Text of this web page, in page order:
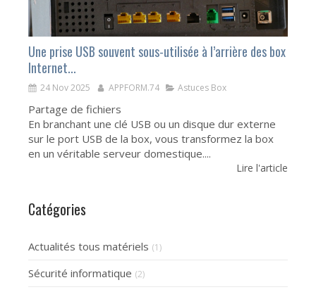
Une prise USB souvent sous-utilisée à l’arrière des box
Internet...
24 Nov 2025 APPFORM.74 Astuces Box
Partage de fichiers
En branchant une clé USB ou un disque dur externe
sur le port USB de la box, vous transformez la box
en un véritable serveur domestique....
Lire l'article
Catégories
Actualités tous matériels (1)
Sécurité informatique (2)